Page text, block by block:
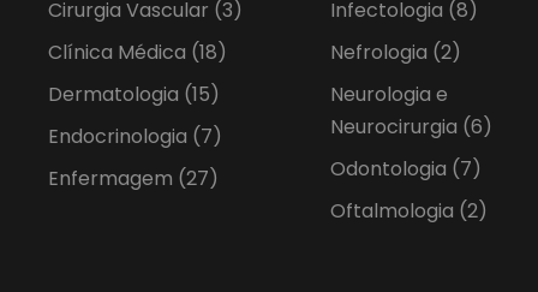
Cirurgia Vascular (3)
Clínica Médica (18)
Dermatologia (15)
Endocrinologia (7)
Enfermagem (27)
Infectologia (8)
Nefrologia (2)
Neurologia e
Neurocirurgia (6)
Odontologia (7)
Oftalmologia (2)